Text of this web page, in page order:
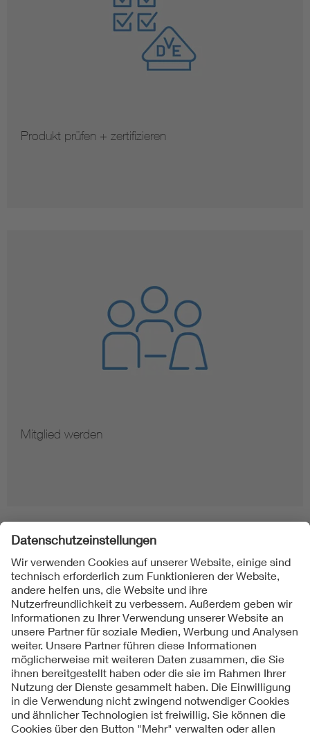
Produkt prüfen + zertifizieren
Mitglied werden
Folgen Sie uns
Kontakte
Service